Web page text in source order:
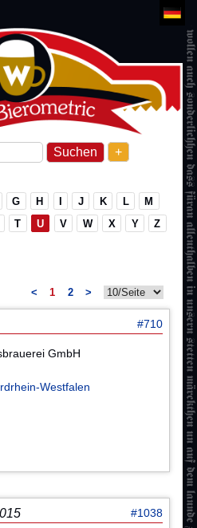
+
G H I J K L
M
T U V W X Y
Z
< 1 2 >
#710
GmbH
Westfalen
#1038